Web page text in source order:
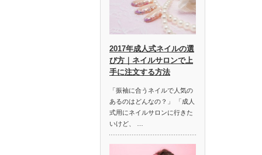
2017年成人式ネイルの選
び方｜ネイルサロンで上
手に注文する方法
「振袖に合うネイルで人気の
あるのはどんなの？」 「成人
式用にネイルサロンに行きた
いけど、 …